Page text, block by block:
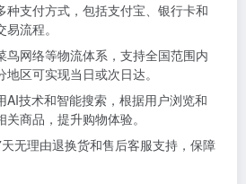
种支付方式，包括支付宝、银行卡和
流程。
鸟网络等物流体系，支持全国范围内
区可实现当日或次日达。
AI技术和智能搜索，根据用户浏览和
商品，提升购物体验。
天无理由退换货和售后客服支持，保障